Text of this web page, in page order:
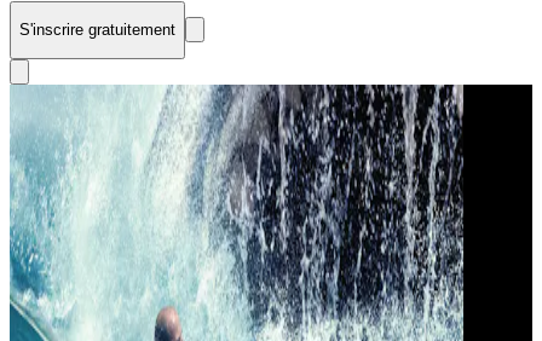
S'inscrire gratuitement